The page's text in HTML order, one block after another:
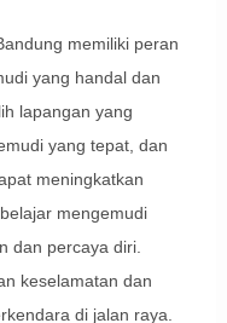
memiliki peran
yang handal dan
lapangan yang
yang tepat, dan
meningkatkan
mengemudi
dan percaya diri.
keselamatan dan
di jalan raya.